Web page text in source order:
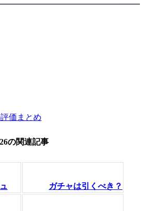
価まとめ
の関連記事
ガチャは引くべき？